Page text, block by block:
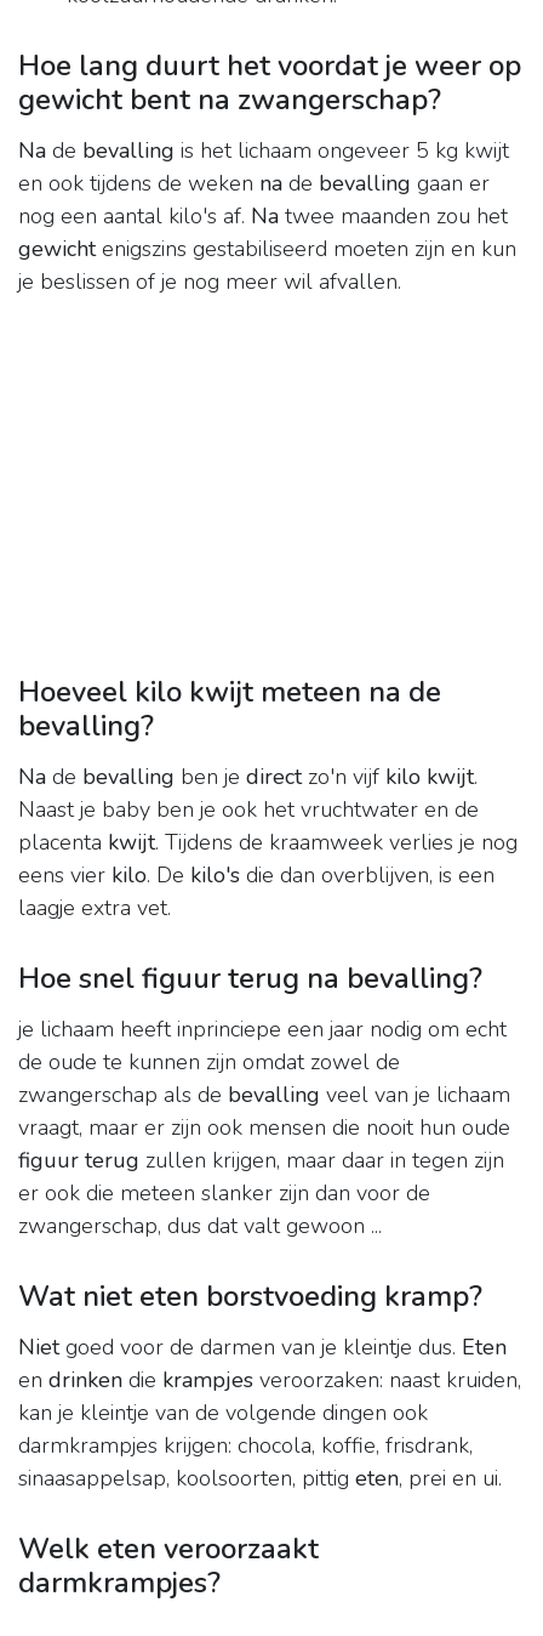
Hoe lang duurt het voordat je weer op
gewicht bent na zwangerschap?
Na de bevalling is het lichaam ongeveer 5 kg kwijt
en ook tijdens de weken na de bevalling gaan er
nog een aantal kilo's af. Na twee maanden zou het
gewichtenigszins gestabiliseerd moeten zijn en kun
je beslissen of je nog meer wil afvallen.
Hoeveel kilo kwijt meteen na de
bevalling?
Na de bevalling ben je directzo'n vijf kilo kwijt.
Naast je baby ben je ook het vruchtwater en de
placenta kwijt. Tijdens de kraamweek verlies je nog
eens vier kilo. De kilo's die dan overblijven, is een
laagje extra vet.
Hoe snel figuur terug na bevalling?
je lichaam heeft inprinciepe een jaar nodig om echt
de oude te kunnen zijn omdat zowel de
zwangerschap als de bevalling veel van je lichaam
vraagt, maar er zijn ook mensen die nooit hun oude
figuur terug zullen krijgen, maar daar in tegen zijn
er ook die meteen slanker zijn dan voor de
zwangerschap, dus dat valt gewoon ...
Wat niet eten borstvoeding kramp?
Nietgoed voor de darmen van je kleintje dus. Eten
en drinken die krampjes veroorzaken: naast kruiden,
kan je kleintje van de volgende dingen ook
darmkrampjes krijgen: chocola, koffie, frisdrank,
sinaasappelsap, koolsoorten, pittig eten, prei en ui.
Welk eten veroorzaakt
darmkrampjes?